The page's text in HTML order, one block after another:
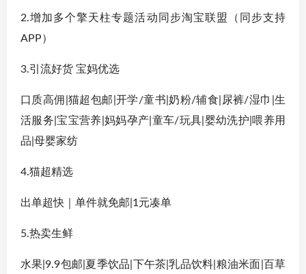
2.增加多个擎天柱专题活动同步淘宝联盟（同步支持
APP）
3.引流好货 宝妈优选
口质高佣|猫超包邮|开学/童书|奶粉/辅食|尿裤/湿巾|生
活服务|宝宝营养|妈妈孕产|童车/玩具|婴幼洗护|喂养用
品|母婴家纺
4.猫超精选
出单超快｜单件就免邮|1元凑单
5.热卖生鲜
水果|9.9包邮|夏季饮品|下午茶|乳品饮料|粮油米面|百草